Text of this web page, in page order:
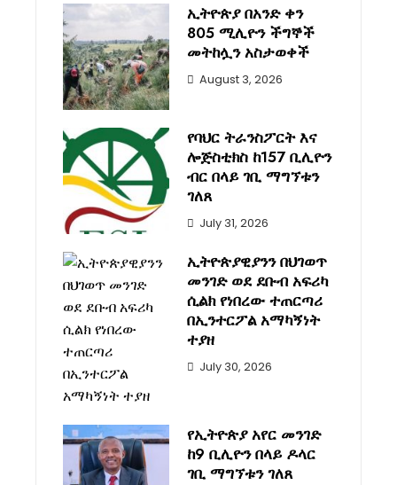
ኢትዮጵያ በአንድ ቀን
805 ሚሊዮን ችግኞች
መትከሏን አስታወቀች
August 3, 2026
የባህር ትራንስፖርት እና
ሎጅስቲክስ ከ157 ቢሊዮን
ብር በላይ ገቢ ማግኘቱን
ገለጸ
July 31, 2026
ኢትዮጵያዊያንን በህገወጥ
መንገድ ወደ ደቡብ አፍሪካ
ሲልክ የነበረው ተጠርጣሪ
በኢንተርፖል አማካኝነት
ተያዘ
July 30, 2026
የኢትዮጵያ አየር መንገድ
ከ9 ቢሊዮን በላይ ዶላር
ገቢ ማግኘቱን ገለጸ